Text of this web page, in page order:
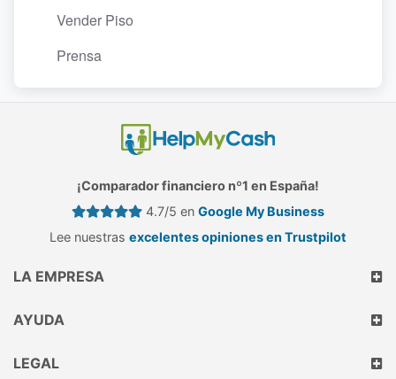
Vender Piso
Prensa
¡Comparador financiero nº1 en España!
4.7/5 en Google My Business
Lee nuestras excelentes opiniones en Trustpilot
LA EMPRESA
AYUDA
LEGAL